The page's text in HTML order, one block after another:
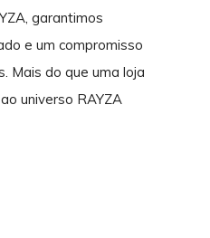
garantimos
e um compromisso
Mais do que uma loja
universo RAYZA